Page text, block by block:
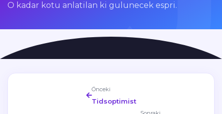
O kadar kotu anlatilan ki gulunecek espri.
Önceki
Tidsoptimist